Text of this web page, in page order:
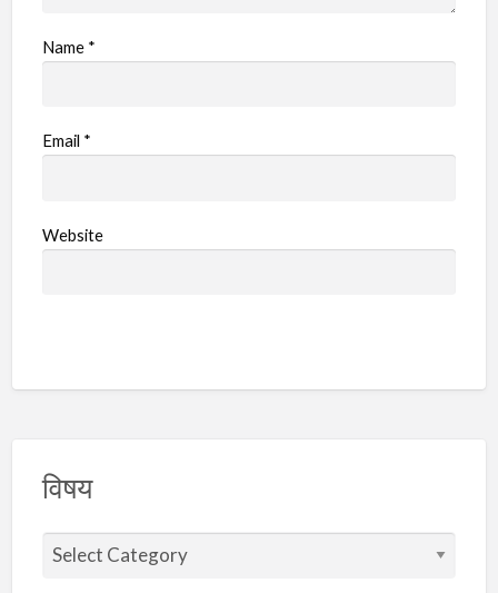
Name *
Email *
Website
विषय